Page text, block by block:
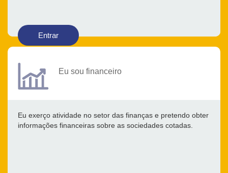
Entrar
Eu sou financeiro
Eu exerço atividade no setor das finanças e pretendo obter
informações financeiras sobre as sociedades cotadas.